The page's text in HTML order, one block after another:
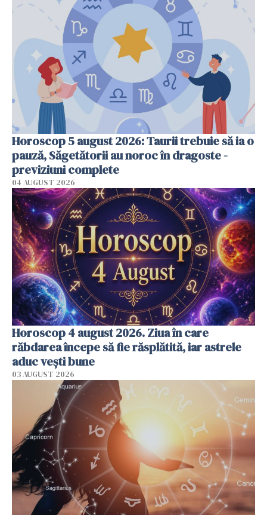
Horoscop 5 august 2026: Taurii trebuie să ia o
pauză, Săgetătorii au noroc în dragoste -
previziuni complete
04 AUGUST 2026
Horoscop 4 august 2026. Ziua în care
răbdarea începe să fie răsplătită, iar astrele
aduc vești bune
03 AUGUST 2026